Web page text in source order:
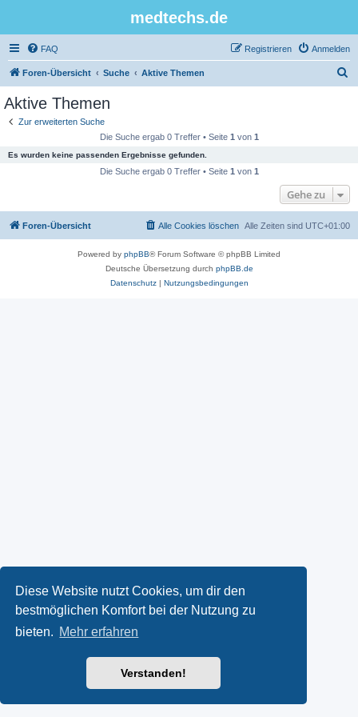
Diese Website nutzt Cookies, um dir den
bestmöglichen Komfort bei der Nutzung zu
bieten. Mehr erfahren
Verstanden!
medtechs.de
FAQ Anmelden
Registrieren
Foren-Übersicht Suche Aktive Themen
Aktive Themen
Zur erweiterten Suche
Die Suche ergab 0 Treffer • Seite 1 von 1
Es wurden keine passenden Ergebnisse gefunden.
Die Suche ergab 0 Treffer • Seite 1 von 1
Gehe zu
Foren-Übersicht Alle Zeiten sind UTC+01:00
Alle Cookies löschen
Powered by phpBB® Forum Software © phpBB Limited
Deutsche Übersetzung durch phpBB.de
Datenschutz| Nutzungsbedingungen